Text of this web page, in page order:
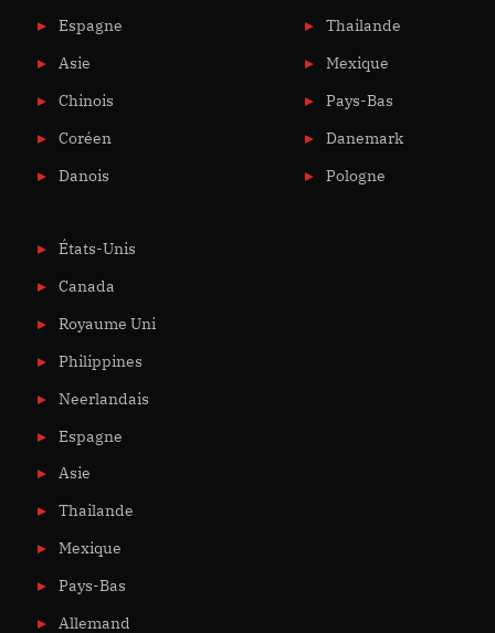
Espagne
Asie
Chinois
Coréen
Danois
Thailande
Mexique
Pays-Bas
Danemark
Pologne
États-Unis
Canada
Royaume Uni
Philippines
Neerlandais
Espagne
Asie
Thailande
Mexique
Pays-Bas
Allemand